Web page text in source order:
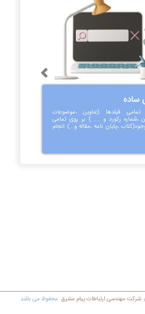
فیلدها (عناوین ،موضوعات
،شماره رکورد و .... ) بر روی تمامی
،پایان نامه ،مقاله و...) انجام
Previous
شرکت مهندسي ارتباطات پیام مشرق محفوظ مي باشد